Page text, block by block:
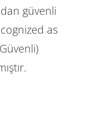
güvenli
as